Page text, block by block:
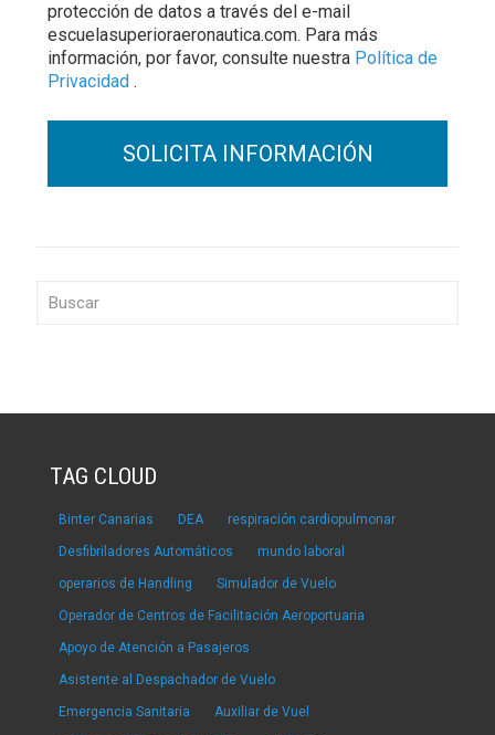
protección de datos a través del e-mail
escuelasuperioraeronautica.com. Para más
información, por favor, consulte nuestra Política de
Privacidad .
TAG CLOUD
Binter Canarias DEA respiración cardiopulmonar
Desfibriladores Automáticos mundo laboral
operarios de Handling Simulador de Vuelo
Operador de Centros de Facilitación Aeroportuaria
Apoyo de Atención a Pasajeros
Asistente al Despachador de Vuelo
Emergencia Sanitaria Auxiliar de Vuel